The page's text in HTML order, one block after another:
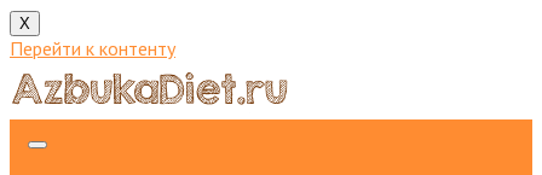
X
Перейти к контенту